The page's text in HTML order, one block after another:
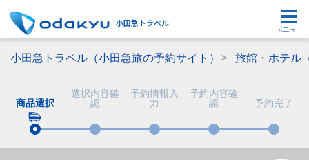
小田急トラベル
メニュー
小田急トラベル（小田急旅の予約サイト） 旅館・ホテル
商品選択
選択内容確
認
予約情報入
力
予約内容確
認
予約完了